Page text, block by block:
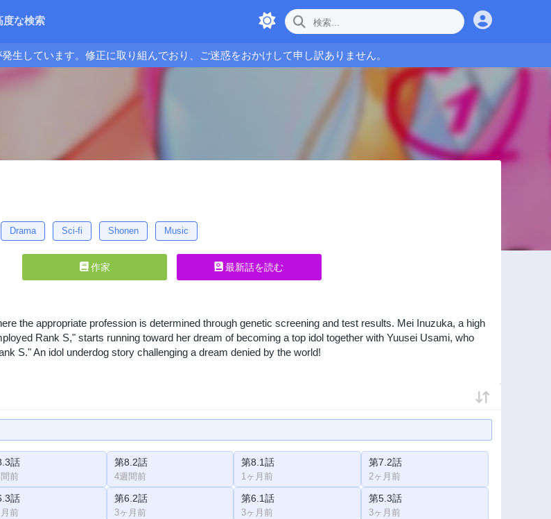
度な検索
生しています。修正に取り組んでおり、ご迷惑をおかけして申し訳ありません。
Drama Sci-fi Shonen Music
作家 最新話を読む
the appropriate profession is determined through genetic screening and test results. Mei Inuzuka, a high
Rank S," starts running toward her dream of becoming a top idol together with Yuusei Usami, who
S." An idol underdog story challenging a dream denied by the world!
話
前
第8.2話
4週間前
第8.1話
1ヶ月前
第7.2話
2ヶ月前
話
前
第6.2話
3ヶ月前
第6.1話
3ヶ月前
第5.3話
3ヶ月前